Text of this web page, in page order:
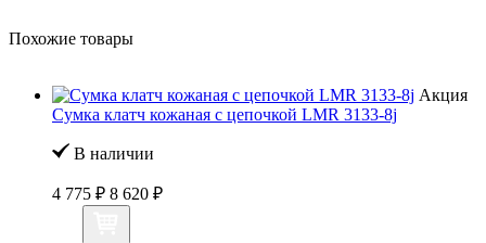
Похожие товары
Акция
Сумка клатч кожаная с цепочкой LMR 3133-8j
В наличии
4 775 ₽ 8 620 ₽